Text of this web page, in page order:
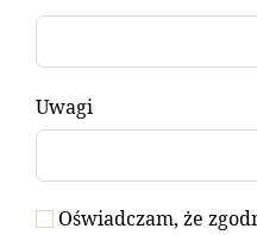
Uwagi
Oświadczam, że